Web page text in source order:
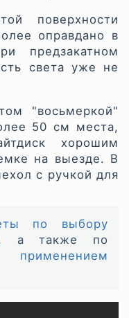
поверхности
оправдано в
предзакатном
света уже не
"восьмеркой"
50 см места,
хорошим
на выезде. В
с ручкой для
по выбору
а также по